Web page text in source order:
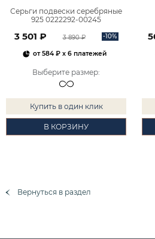
Серьги подвески серебряные
925 0222292-00245
3 501 ₽ 3 890 ₽ -10%
от584 ₽ x 6 платежей
Выберите размер:
Купить в один клик
В КОРЗИНУ
Вернуться в раздел